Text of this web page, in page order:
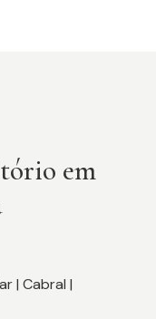
em
| Cabral |